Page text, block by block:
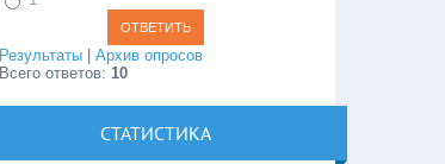
Результаты |Архив опросов
Всего ответов: 10
СТАТИСТИКА